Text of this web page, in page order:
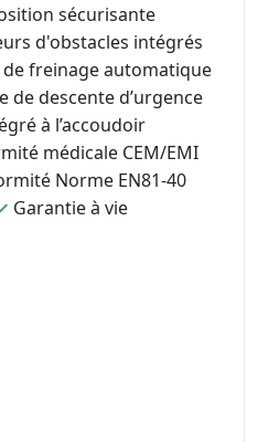
sécurisante
d'obstacles intégrés
de freinage automatique
de descente d’urgence
à l’accoudoir
médicale CEM/EMI
Norme EN81-40
Garantie à vie